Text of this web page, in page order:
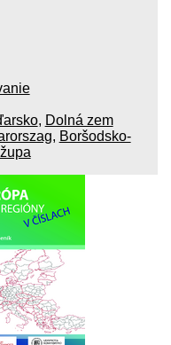
, Dolná zem
, Boršodsko-